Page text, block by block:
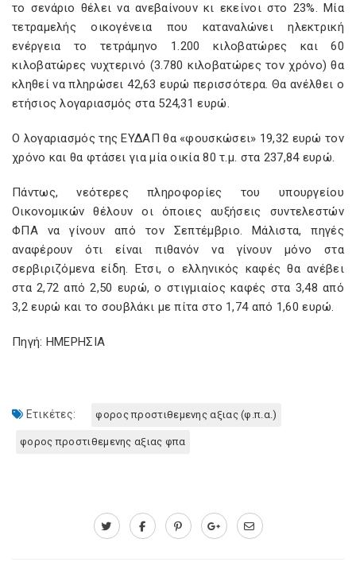
το σενάριο θέλει να ανεβαίνουν κι εκείνοι στο 23%. Μία
τετραμελής οικογένεια που καταναλώνει ηλεκτρική
ενέργεια το τετράμηνο 1.200 κιλοβατώρες και 60
κιλοβατώρες νυχτερινό (3.780 κιλοβατώρες τον χρόνο) θα
κληθεί να πληρώσει 42,63 ευρώ περισσότερα. Θα ανέλθει ο
ετήσιος λογαριασμός στα 524,31 ευρώ.
Ο λογαριασμός της ΕΥΔΑΠ θα «φουσκώσει» 19,32 ευρώ τον
χρόνο και θα φτάσει για μία οικία 80 τ.μ. στα 237,84 ευρώ.
Πάντως, νεότερες πληροφορίες του υπουργείου
Οικονομικών θέλουν οι όποιες αυξήσεις συντελεστών
ΦΠΑ να γίνουν από τον Σεπτέμβριο. Μάλιστα, πηγές
αναφέρουν ότι είναι πιθανόν να γίνουν μόνο στα
σερβιριζόμενα είδη. Ετσι, ο ελληνικός καφές θα ανέβει
στα 2,72 από 2,50 ευρώ, ο στιγμιαίος καφές στα 3,48 από
3,2 ευρώ και το σουβλάκι με πίτα στο 1,74 από 1,60 ευρώ.
Πηγή: ΗΜΕΡΗΣΙΑ
Ετικέτες: φορος προστιθεμενης αξιας (φ.π.α.)
φορος προστιθεμενης αξιας φπα